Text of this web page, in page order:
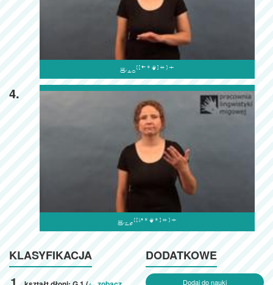

4.

KLASYFIKACJA DODATKOWE
Dodaj do nauki